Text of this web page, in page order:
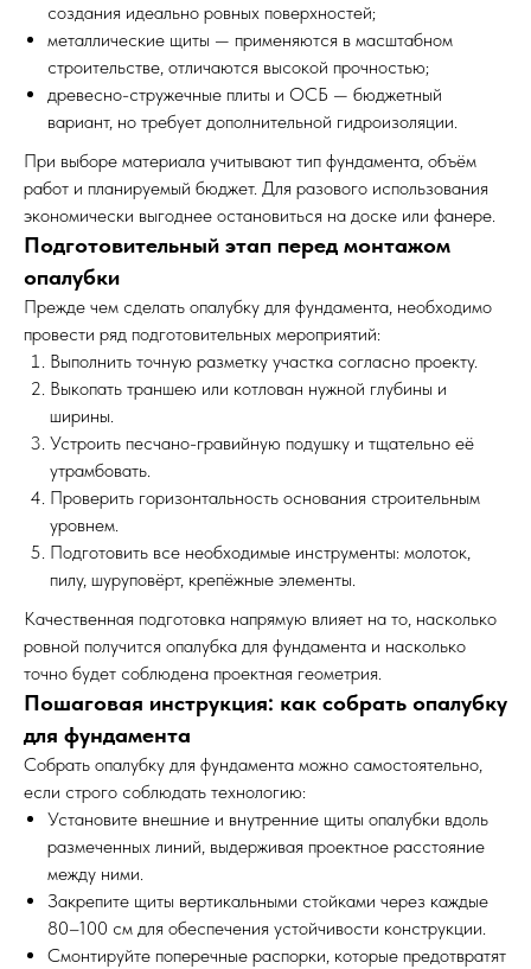
создания идеально ровных поверхностей;
металлические щиты — применяются в масштабном
строительстве, отличаются высокой прочностью;
древесно-стружечные плиты и ОСБ — бюджетный
вариант, но требует дополнительной гидроизоляции.
При выборе материала учитывают тип фундамента, объём
работ и планируемый бюджет. Для разового использования
экономически выгоднее остановиться на доске или фанере.
Подготовительный этап перед монтажом
опалубки
Прежде чем сделать опалубку для фундамента, необходимо
провести ряд подготовительных мероприятий:
Выполнить точную разметку участка согласно проекту.
Выкопать траншею или котлован нужной глубины и
ширины.
Устроить песчано-гравийную подушку и тщательно её
утрамбовать.
Проверить горизонтальность основания строительным
уровнем.
Подготовить все необходимые инструменты: молоток,
пилу, шуруповёрт, крепёжные элементы.
Качественная подготовка напрямую влияет на то, насколько
ровной получится опалубка для фундамента и насколько
точно будет соблюдена проектная геометрия.
Пошаговая инструкция: как собрать опалубку
для фундамента
Собрать опалубку для фундамента можно самостоятельно,
если строго соблюдать технологию:
Установите внешние и внутренние щиты опалубки вдоль
размеченных линий, выдерживая проектное расстояние
между ними.
Закрепите щиты вертикальными стойками через каждые
80–100 см для обеспечения устойчивости конструкции.
Смонтируйте поперечные распорки, которые предотвратят